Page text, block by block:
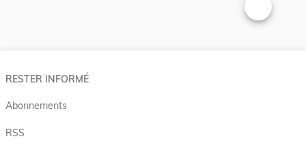
Changer la
RESTER INFORMÉ
Abonnements
RSS